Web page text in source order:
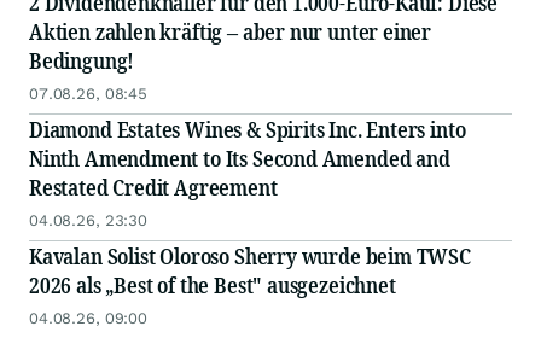
Aktien zahlen kräftig – aber nur unter einer
Bedingung!
07.08.26, 08:45
Diamond Estates Wines & Spirits Inc. Enters into
Ninth Amendment to Its Second Amended and
Restated Credit Agreement
04.08.26, 23:30
Kavalan Solist Oloroso Sherry wurde beim TWSC
2026 als „Best of the Best" ausgezeichnet
04.08.26, 09:00